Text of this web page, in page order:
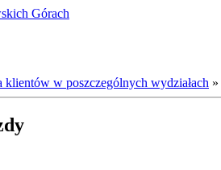
Górach
klientów w poszczególnych wydziałach »